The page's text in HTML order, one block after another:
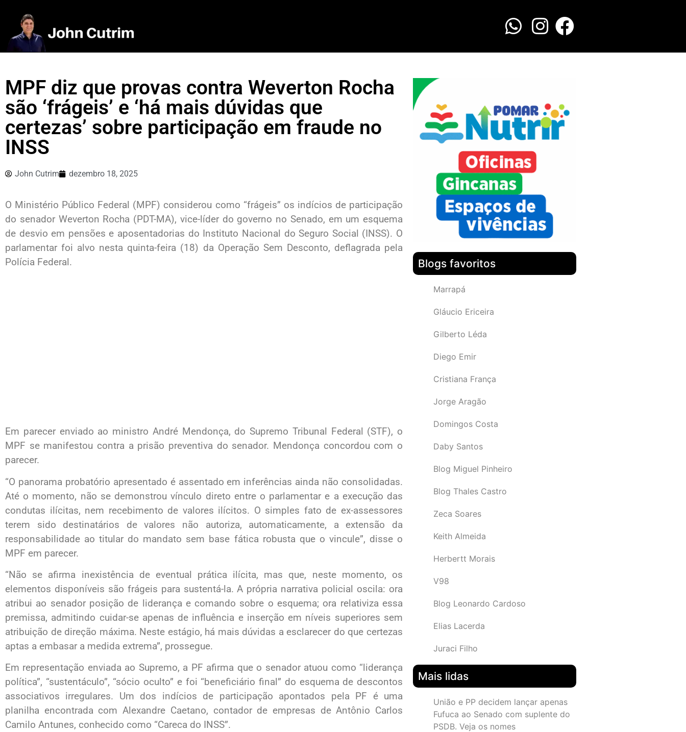
MPF diz que provas contra Weverton Rocha
são ‘frágeis’ e ‘há mais dúvidas que
certezas’ sobre participação em fraude no
INSS
John Cutrim dezembro 18, 2025
O Ministério Público Federal (MPF) considerou como “frágeis” os indícios de participação
do senador Weverton Rocha (PDT-MA), vice-líder do governo no Senado, em um esquema
de desvio em pensões e aposentadorias do Instituto Nacional do Seguro Social (INSS). O
parlamentar foi alvo nesta quinta-feira (18) da Operação Sem Desconto, deflagrada pela
Polícia Federal.
Em parecer enviado ao ministro André Mendonça, do Supremo Tribunal Federal (STF), o
MPF se manifestou contra a prisão preventiva do senador. Mendonça concordou com o
parecer.
“O panorama probatório apresentado é assentado em inferências ainda não consolidadas.
Até o momento, não se demonstrou vínculo direto entre o parlamentar e a execução das
condutas ilícitas, nem recebimento de valores ilícitos. O simples fato de ex-assessores
terem sido destinatários de valores não autoriza, automaticamente, a extensão da
responsabilidade ao titular do mandato sem base fática robusta que o vincule”, disse o
MPF em parecer.
“Não se afirma inexistência de eventual prática ilícita, mas que, neste momento, os
elementos disponíveis são frágeis para sustentá-la. A própria narrativa policial oscila: ora
atribui ao senador posição de liderança e comando sobre o esquema; ora relativiza essa
premissa, admitindo cuidar-se apenas de influência e inserção em níveis superiores sem
atribuição de direção máxima. Neste estágio, há mais dúvidas a esclarecer do que certezas
aptas a embasar a medida extrema”, prossegue.
Em representação enviada ao Supremo, a PF afirma que o senador atuou como “liderança
política”, “sustentáculo”, “sócio oculto” e foi “beneficiário final” do esquema de descontos
associativos irregulares. Um dos indícios de participação apontados pela PF é uma
planilha encontrada com Alexandre Caetano, contador de empresas de Antônio Carlos
Camilo Antunes, conhecido como “Careca do INSS”.
Blogs favoritos
Marrapá
Gláucio Ericeira
Gilberto Léda
Diego Emir
Cristiana França
Jorge Aragão
Domingos Costa
Daby Santos
Blog Miguel Pinheiro
Blog Thales Castro
Zeca Soares
Keith Almeida
Herbertt Morais
V98
Blog Leonardo Cardoso
Elias Lacerda
Juraci Filho
Mais lidas
União e PP decidem lançar apenas
Fufuca ao Senado com suplente do
PSDB. Veja os nomes